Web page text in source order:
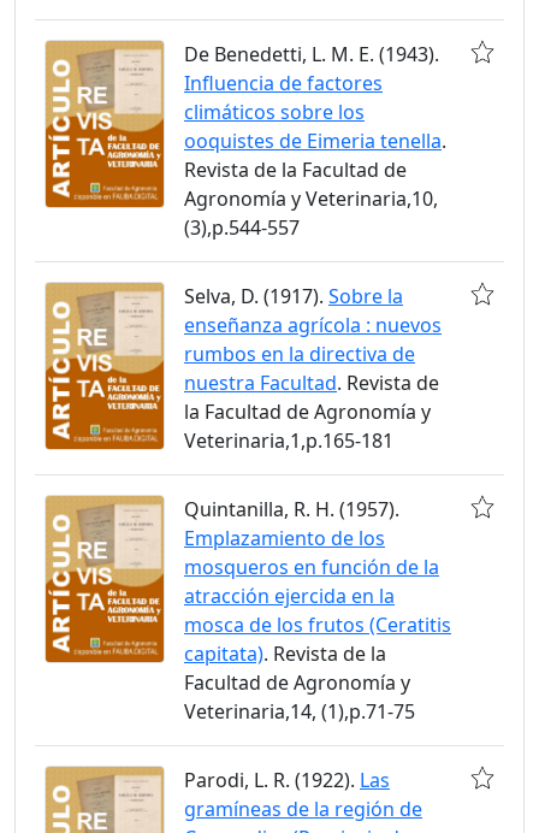
De Benedetti, L. M. E. (1943).
Influencia de factores
climáticos sobre los
ooquistes de Eimeria tenella.
Revista de la Facultad de
Agronomía y Veterinaria,10,
(3),p.544-557
Selva, D. (1917). Sobre la
enseñanza agrícola : nuevos
rumbos en la directiva de
nuestra Facultad. Revista de
la Facultad de Agronomía y
Veterinaria,1,p.165-181
Quintanilla, R. H. (1957).
Emplazamiento de los
mosqueros en función de la
atracción ejercida en la
mosca de los frutos (Ceratitis
capitata). Revista de la
Facultad de Agronomía y
Veterinaria,14, (1),p.71-75
Parodi, L. R. (1922). Las
gramíneas de la región de